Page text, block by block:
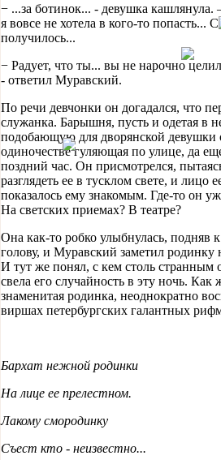
− ...за ботинок... - девушка кашлянула.
я вовсе не хотела в кого-то попасть...
получилось...
− Радует, что ты... вы не нарочно
- ответил Муравский.
По речи девчонки он догадался, что
служанка. Барышня, пусть и одетая в
подобающую для дворянской девушки
одиночестве гуляющая по улице, да
поздний час. Он присмотрелся,
разглядеть ее в тусклом свете, и лицо
показалось ему знакомым. Где-то он
На светских приемах? В театре?
Она как-то робко улыбнулась, подняв
голову, и Муравский заметил родинку
И тут же понял, с кем столь странным
свела его случайность в эту ночь. Как
знаменитая родинка, неоднократно
виршах петербургских галантных
Бархат нежной родинки
На лице ее прелестном.
Лакому смородинку
Съест кто - неизвестно...